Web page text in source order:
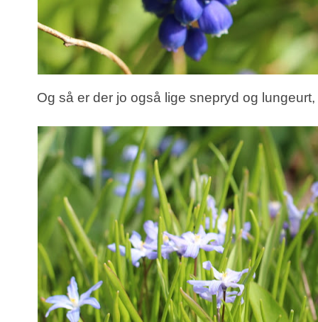
Og så er der jo også lige snepryd og